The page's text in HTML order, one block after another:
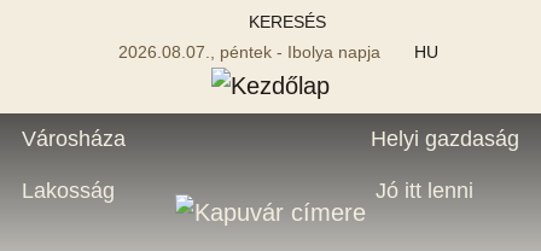
KERESÉS
2026.08.07., péntek - Ibolya napja
HU
Városháza
Lakosság
Helyi gazdaság
Jó itt lenni